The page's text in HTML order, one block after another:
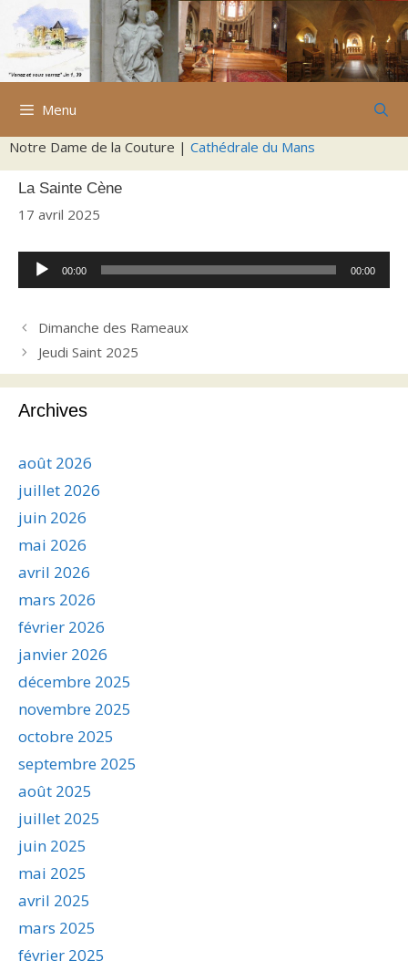
Aller
contenu
Menu
Notre Dame de la Couture | Cathédrale du Mans
La Sainte Cène
17 avril 2025
Lecteur
audio
00:00 00:00
Dimanche des Rameaux
Jeudi Saint 2025
Archives
août 2026
juillet 2026
juin 2026
mai 2026
avril 2026
mars 2026
février 2026
janvier 2026
décembre 2025
novembre 2025
octobre 2025
septembre 2025
août 2025
juillet 2025
juin 2025
mai 2025
avril 2025
mars 2025
février 2025